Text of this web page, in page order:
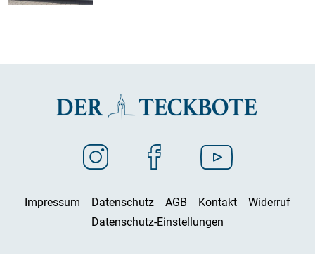
Impressum Datenschutz AGB Kontakt
Widerruf
Datenschutz-Einstellungen